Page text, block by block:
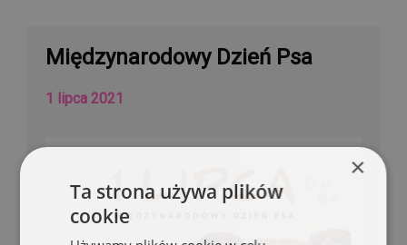
Międzynarodowy Dzień Psa
1 lipca 2021
×
Ta strona używa plików
cookie